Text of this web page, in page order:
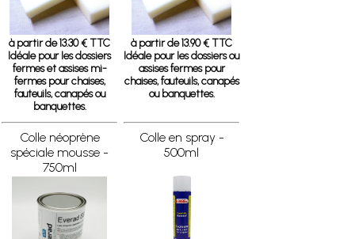
à partir de 13.30 € TTC
Idéale pour les dossiers
fermes et assises mi-
fermes pour chaises,
fauteuils, canapés ou
banquettes.
à partir de 13.90 € TTC
Idéale pour les dossiers ou
assises fermes pour
chaises, fauteuils, canapés
ou banquettes.
Colle néoprène
spéciale mousse -
750ml
Colle en spray -
500ml